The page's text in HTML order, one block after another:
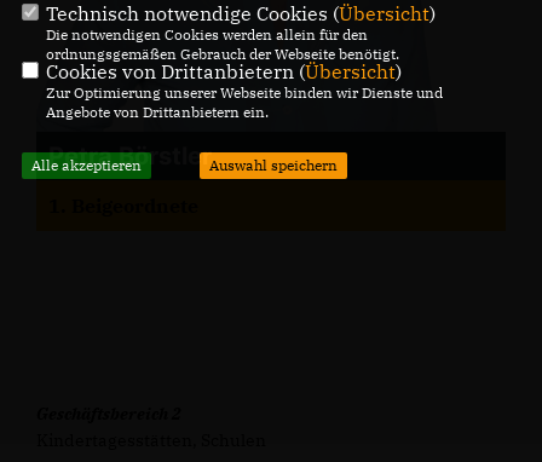
Petra Börstler
Technisch notwendige Cookies (Übersicht)
Die notwendigen Cookies werden allein für den
ordnungsgemäßen Gebrauch der Webseite benötigt.
Cookies von Drittanbietern (Übersicht)
Zur Optimierung unserer Webseite binden wir Dienste und
Angebote von Drittanbietern ein.
Alle akzeptieren Auswahl speichern